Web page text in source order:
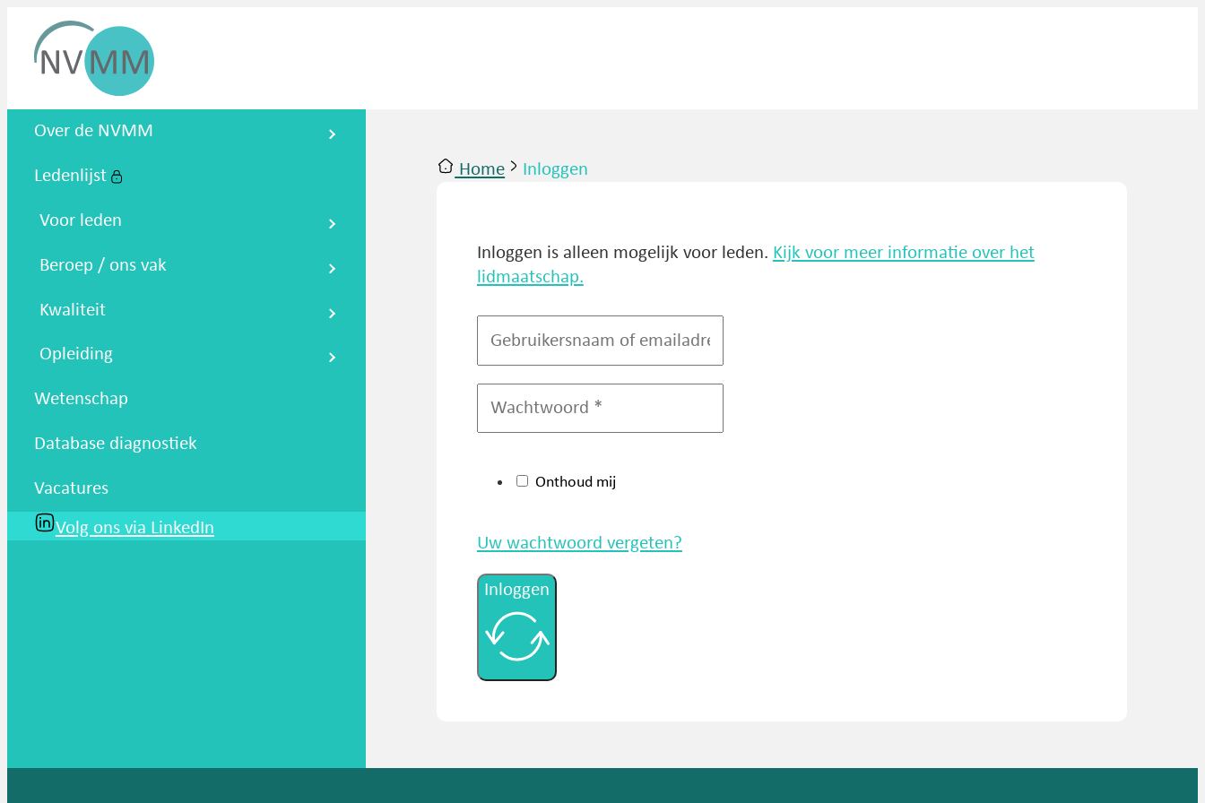
Nederlandse Vereniging voor
Over de NVMM
Ledenlijst
Voor leden
Beroep / ons vak
Kwaliteit
Opleiding
Wetenschap
Database diagnostiek
Vacatures
Volg ons via LinkedIn
Home Inloggen
Inloggen is alleen mogelijk voor leden. Kijk voor meer informatie over het
lidmaatschap.
Onthoud mij
Uw wachtwoord vergeten?
Inloggen